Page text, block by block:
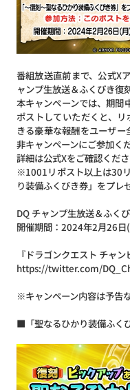
番組放送直前まで、公式X
ャンプ生放送＆ふくびき復
本キャンペーンでは、期間
ポストしていただくと、
きる豪華な報酬をユーザ
非キャンペーンにご参加く
詳細は公式Xをご確認くださ
※1001リポスト以上は30
り装備ふくびき券」をプレ
DQ チャンプ生放送＆ふく
開催期間：2024年2月26
『ドラゴンクエスト チャ
https://twitter.com/
※キャンペーン内容は予告
■「聖なるひかり装備ふく